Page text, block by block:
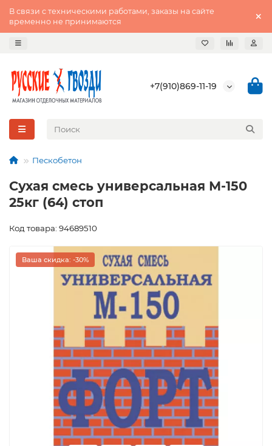
В связи с техническими работами, заказы на сайте
временно не принимаются
+7(910)869-11-19
Пескобетон
Сухая смесь универсальная М-150
25кг (64) стоп
Код товара: 94689510
Ваша скидка: -30%